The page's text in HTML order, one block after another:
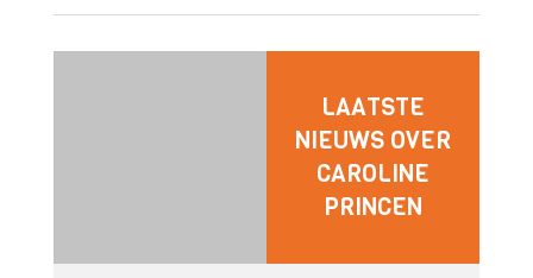
LAATSTE
NIEUWS OVER
CAROLINE
PRINCEN